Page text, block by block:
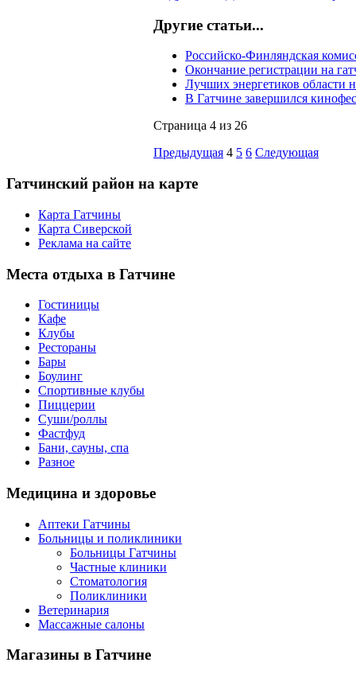
Другие статьи...
Российско-Финляндская
Окончание регистрации на
Лучших энергетиков области
В Гатчине завершился
Страница 4 из 26
Предыдущая 4 5 6 Следующая
Гатчинский район на карте
Карта Гатчины
Карта Сиверской
Реклама на сайте
Места отдыха в Гатчине
Гостиницы
Кафе
Клубы
Рестораны
Бары
Боулинг
Спортивные клубы
Пиццерии
Суши/роллы
Фастфуд
Бани, сауны, спа
Разное
Медицина и здоровье
Аптеки Гатчины
Больницы и поликлиники
Больницы Гатчины
Частные клиники
Стоматология
Поликлиники
Ветеринария
Массажные салоны
Магазины в Гатчине